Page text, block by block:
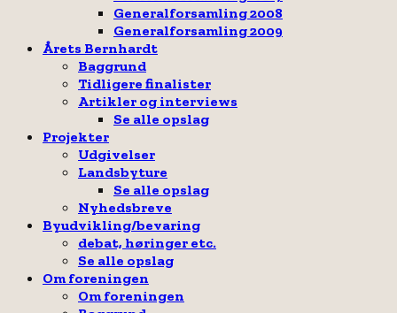
Generalforsamling 2008
Generalforsamling 2009
Årets Bernhardt
Baggrund
Tidligere finalister
Artikler og interviews
Se alle opslag
Projekter
Udgivelser
Landsbyture
Se alle opslag
Nyhedsbreve
Byudvikling/bevaring
debat, høringer etc.
Se alle opslag
Om foreningen
Om foreningen